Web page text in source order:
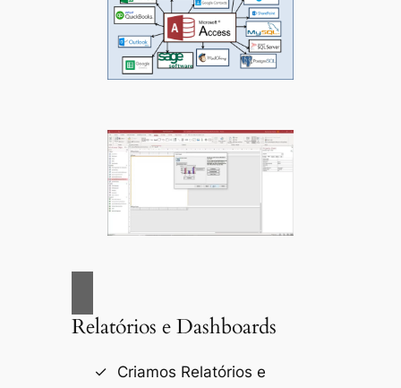
Relatórios e Dashboards
Criamos Relatórios e